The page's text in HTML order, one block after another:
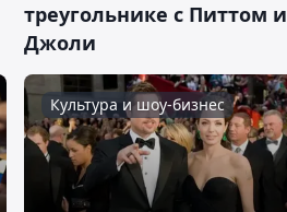
треугольнике с Питтом и
Джоли
Культура и шоу-бизнес